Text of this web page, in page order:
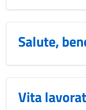
Salute,
Vita